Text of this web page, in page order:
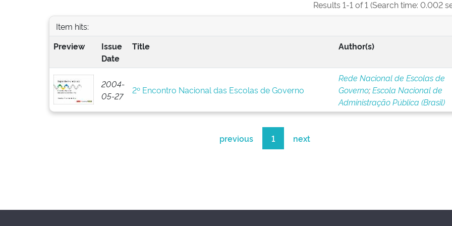
Results 1-1 of 1 (Search time: 0.002
Item hits:
Preview
Issue
Date
Title Author(s)
2004-
05-27
2º Encontro Nacional das Escolas de Governo
Rede Nacional de Escolas de
Governo;Escola Nacional de
Administração Pública (Brasil)
previous 1 next